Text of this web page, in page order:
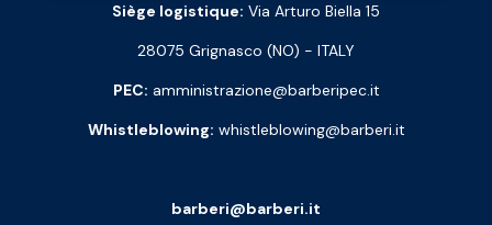
Siège logistique: Via Arturo Biella 15
28075 Grignasco (NO) - ITALY
PEC: amministrazione@barberipec.it
Whistleblowing: whistleblowing@barberi.it
barberi@barberi.it